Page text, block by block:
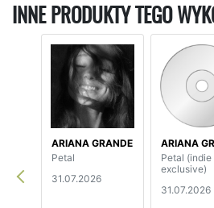
INNE PRODUKTY TEGO
ARIANA GRANDE
Petal
31.07.2026
ARIANA
Petal (indie
exclusive)
31.07.2026